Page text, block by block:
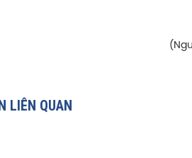
LIÊN QUAN